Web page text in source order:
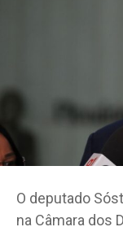
O deputado
na Câmara dos